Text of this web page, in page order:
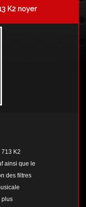
K2 noyer
K2
ainsi que le
des filtres
plus